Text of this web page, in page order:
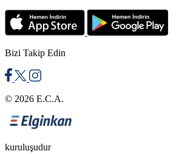
Bizi Takip Edin
© 2026 E.C.A.
kuruluşudur